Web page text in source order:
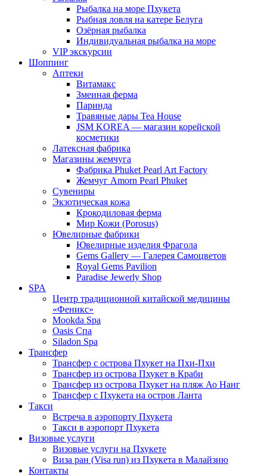
Рыбалка на море Пхукета
Рыбная ловля на катере Белуга
Озёрная рыбалка
Индивидуальная рыбалка на море
VIP экскурсии
Шоппинг
Аптеки
Витамакс
Змеиная ферма
Паринда
Травяные дары Tea House
JSM KOREA — магазин корейской
косметики
Латексная фабрика
Магазины жемчуга
Фабрика Phuket Pearl Art Factory
Жемчуг Amorn Pearl Phuket
Сувениры
Экзотическая кожа
Крокодиловая ферма
Мир Кожи (Porosus)
Ювелирные фабрики
Ювелирные изделия Фрагола
Gems Gallery — Галерея Самоцветов
Royal Gems Pavilion
Paradise Jewerly Shop
SPA
Центр традиционной китайской медицины
«Феникс»
Mookda Spa
Oasis Спа
Siladon Spa
Трансфер
Трансфер с острова Пхукет на Пхи-Пхи
Трансфер из острова Пхукет в Краби
Трансфер из острова Пхукет на пляж Ао Нанг
Трансфер с Пхукета на остров Ланта
Такси
Встреча в аэропорту Пхукета
Такси в аэропорт Пхукета
Визовые услуги
Визовые услуги на Пхукете
Виза ран (Visa run) из Пхукета в Малайзию
Контакты